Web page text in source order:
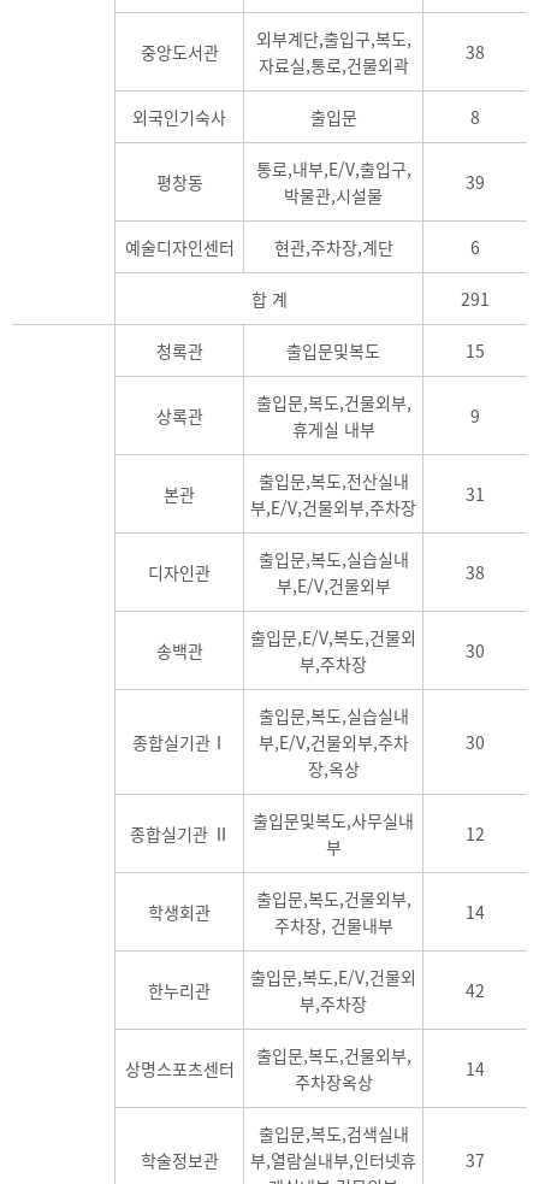
중앙도서관
외부계단,출입구,복도,
자료실,통로,건물외곽
38
외국인기숙사 출입문 8
평창동
통로,내부,E/V,출입구,
박물관,시설물
39
예술디자인센터 현관,주차장,계단 6
합 계 291
청록관 출입문및복도 15
상록관
출입문,복도,건물외부,
휴게실 내부
9
본관
출입문,복도,전산실내
부,E/V,건물외부,주차장
31
디자인관
출입문,복도,실습실내
부,E/V,건물외부
38
송백관
출입문,E/V,복도,건물외
부,주차장
30
종합실기관Ⅰ
출입문,복도,실습실내
부,E/V,건물외부,주차
장,옥상
30
종합실기관 Ⅱ
출입문및복도,사무실내
부
12
학생회관
출입문,복도,건물외부,
주차장, 건물내부
14
한누리관
출입문,복도,E/V,건물외
부,주차장
42
상명스포츠센터
출입문,복도,건물외부,
주차장옥상
14
학술정보관
출입문,복도,검색실내
부,열람실내부,인터넷휴
37